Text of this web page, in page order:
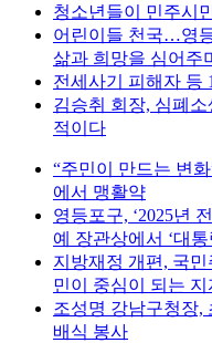
청소년들이 민주시
어린이들 천국…영
삶과 희망을 심어주
전세사기 피해자 등
김승취 회장, 심폐소
적이다
“주민이 만드는 변
에서 맹활약
영등포구, ‘2025년
예 장관상에서 ‘대
지방재정 개편, 국
민이 중심이 되는 지
조성명 강남구청장,
배식 봉사